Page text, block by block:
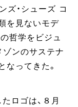
ズ・シューズ コ
を見ないモデ
哲学をビジュ
ゾンのサステナ
なってきた。
ロゴは、８月